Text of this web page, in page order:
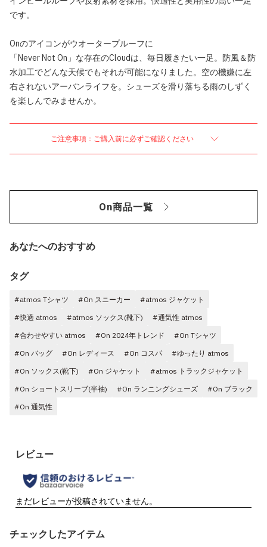
です。
Onのアイコンがウオータープルーフに
「Never Not On」な存在のCloudは、毎日履きたい一足。防風＆防
水加工でどんな天候でもそれが可能になりました。空の機嫌に左
右されないアーバンライフを。シューズを滑り落ちる雨のしずく
を楽しんでみませんか。
ご注意事項：ご購入前に必ずご確認ください
On商品一覧
あなたへのおすすめ
タグ
#atmos Tシャツ #On スニーカー
#atmos ジャケット
#快適 atmos
#atmos ソックス(靴下)
#通気性 atmos
#合わせやすい atmos
#On 2024年トレンド
#On Tシャツ
#On バッグ
#On レディース #On コスパ
#ゆったり atmos
#On ソックス(靴下)
#On ジャケット
#atmos トラックジャケット
#On ショートスリーブ(半袖)
#On ランニングシューズ
#On ブラック
#On 通気性
チェックしたアイテム